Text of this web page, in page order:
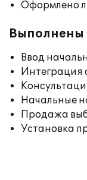
Оформлено
Выполнены
Ввод
Интеграция
Начальные
Продажа
Установка